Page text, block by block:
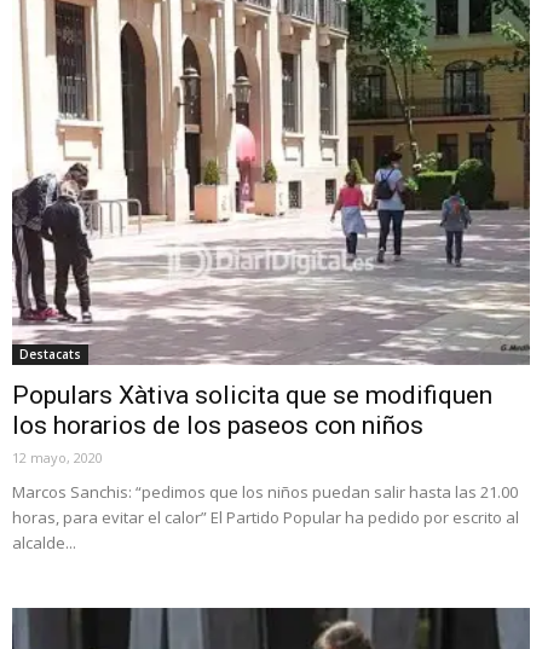
Destacats
Populars Xàtiva solicita que se modifiquen
los horarios de los paseos con niños
12 mayo, 2020
Marcos Sanchis: “pedimos que los niños puedan salir hasta las 21.00
horas, para evitar el calor” El Partido Popular ha pedido por escrito al
alcalde...